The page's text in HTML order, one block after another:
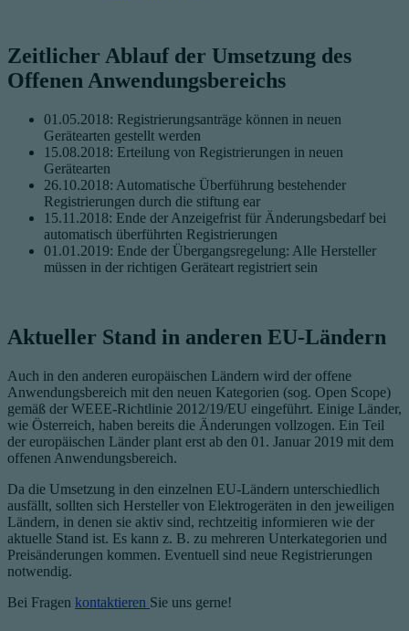
Zeitlicher Ablauf der Umsetzung des
Offenen Anwendungsbereichs
01.05.2018: Registrierungsanträge können in neuen
Gerätearten gestellt werden
15.08.2018: Erteilung von Registrierungen in neuen
Gerätearten
26.10.2018: Automatische Überführung bestehender
Registrierungen durch die stiftung ear
15.11.2018: Ende der Anzeigefrist für Änderungsbedarf bei
automatisch überführten Registrierungen
01.01.2019: Ende der Übergangsregelung: Alle Hersteller
müssen in der richtigen Geräteart registriert sein
Aktueller Stand in anderen EU-Ländern
Auch in den anderen europäischen Ländern wird der offene
Anwendungsbereich mit den neuen Kategorien (sog. Open Scope)
gemäß der WEEE-Richtlinie 2012/19/EU eingeführt. Einige Länder,
wie Österreich, haben bereits die Änderungen vollzogen. Ein Teil
der europäischen Länder plant erst ab den 01. Januar 2019 mit dem
offenen Anwendungsbereich.
Da die Umsetzung in den einzelnen EU-Ländern unterschiedlich
ausfällt, sollten sich Hersteller von Elektrogeräten in den jeweiligen
Ländern, in denen sie aktiv sind, rechtzeitig informieren wie der
aktuelle Stand ist. Es kann z. B. zu mehreren Unterkategorien und
Preisänderungen kommen. Eventuell sind neue Registrierungen
notwendig.
Bei Fragen kontaktieren Sie uns gerne!